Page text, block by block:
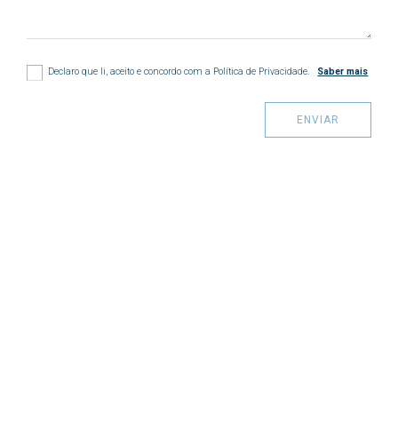
Declaro que li, aceito e concordo com a Política de Privacidade. Saber mais
ENVIAR